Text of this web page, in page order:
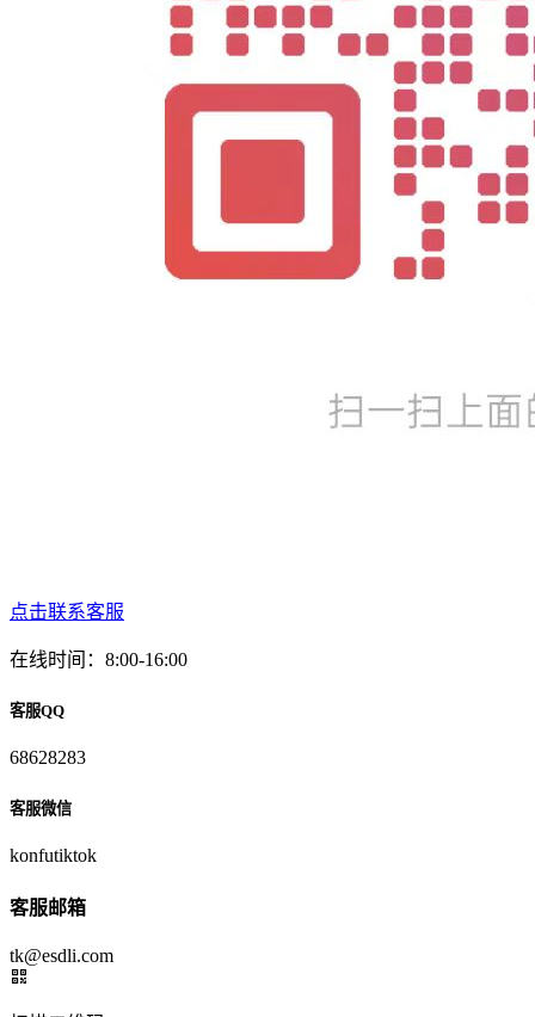
点击联系客服
在线时间：8:00-16:00
客服QQ
68628283
客服微信
konfutiktok
客服邮箱
tk@esdli.com